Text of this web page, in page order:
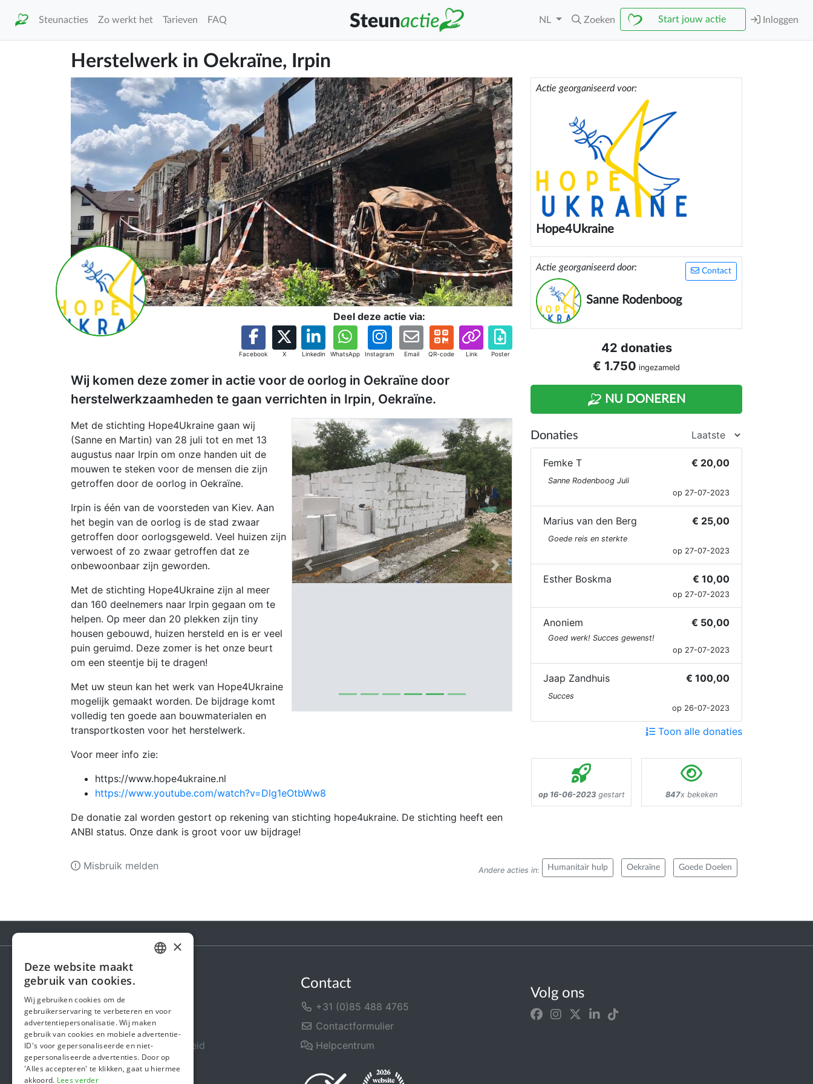
Steunacties Zo werkt het Tarieven FAQ NL Zoeken Start jouw actie Inloggen
Herstelwerk in Oekraïne, Irpin
Deel deze actie via:
Facebook X Linkedin WhatsApp Instagram Email QR-code Link Poster
Wij komen deze zomer in actie voor de oorlog in Oekraïne door
herstelwerkzaamheden te gaan verrichten in Irpin, Oekraïne.
Previous Next
Met de stichting Hope4Ukraine gaan wij
(Sanne en Martin) van 28 juli tot en met 13
augustus naar Irpin om onze handen uit de
mouwen te steken voor de mensen die zijn
getroffen door de oorlog in Oekraïne.
Irpin is één van de voorsteden van Kiev. Aan
het begin van de oorlog is de stad zwaar
getroffen door oorlogsgeweld. Veel huizen zijn
verwoest of zo zwaar getroffen dat ze
onbewoonbaar zijn geworden.
Met de stichting Hope4Ukraine zijn al meer
dan 160 deelnemers naar Irpin gegaan om te
helpen. Op meer dan 20 plekken zijn tiny
housen gebouwd, huizen hersteld en is er veel
puin geruimd. Deze zomer is het onze beurt
om een steentje bij te dragen!
Met uw steun kan het werk van Hope4Ukraine
mogelijk gemaakt worden. De bijdrage komt
volledig ten goede aan bouwmaterialen en
transportkosten voor het herstelwerk.
Voor meer info zie:
https://www.hope4ukraine.nl
https://www.youtube.com/watch?v=Dlg1eOtbWw8
De donatie zal worden gestort op rekening van stichting hope4ukraine. De stichting heeft een
ANBI status. Onze dank is groot voor uw bijdrage!
Actie georganiseerd voor:
Hope4Ukraine
Contact
Actie georganiseerd door:
Sanne Rodenboog
42 donaties
€ 1.750 ingezameld
NU DONEREN
Donaties
Femke T € 20,00
Sanne Rodenboog Juli
op 27-07-2023
Marius van den Berg € 25,00
Goede reis en sterkte
op 27-07-2023
Esther Boskma € 10,00
op 27-07-2023
Anoniem € 50,00
Goed werk! Succes gewenst!
op 27-07-2023
Jaap Zandhuis € 100,00
Succes
op 26-07-2023
Toon alle donaties
op 16-06-2023gestart 847x bekeken
Andere acties in: Humanitair hulp Oekraïne Goede Doelen
Misbruik melden
Steunactie
Over ons
In de media
Veiligheid & Betrouwbaarheid
Algemene voorwaarden
Contact
+31 (0)85 488 4765
Contactformulier
Helpcentrum
Volg ons
ENGLISH
×
Deze website maakt
gebruik van cookies.
Wij gebruiken cookies om de
gebruikerservaring te verbeteren en voor
advertentiepersonalisatie. Wij maken
gebruik van cookies en mobiele advertentie-
ID's voor gepersonaliseerde en niet-
gepersonaliseerde advertenties. Door op
'Alles accepteren' te klikken, gaat u hiermee
akkoord. Lees verder